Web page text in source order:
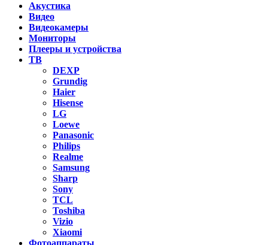
Акустика
Видео
Видеокамеры
Мониторы
Плееры и устройства
ТВ
DEXP
Grundig
Haier
Hisense
LG
Loewe
Panasonic
Philips
Realme
Samsung
Sharp
Sony
TCL
Toshiba
Vizio
Xiaomi
Фотоаппараты